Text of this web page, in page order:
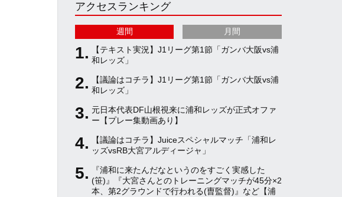
r
a
m
e
C
h
n
アクセスランキング
週間 月間
【テキスト実況】J1リーグ第1節「ガンバ大阪vs浦
和レッズ」
【議論はコチラ】J1リーグ第1節「ガンバ大阪vs浦
和レッズ」
元日本代表DF山根視来に浦和レッズが正式オファ
ー【プレー集動画あり】
【議論はコチラ】Juiceスペシャルマッチ「浦和レ
ッズvsRB大宮アルディージャ」
『浦和に来たんだなというのをすごく実感した
(笹)』『大宮さんとのトレーニングマッチが45分×2
本、第2グラウンドで行われる(曺監督)』など【浦